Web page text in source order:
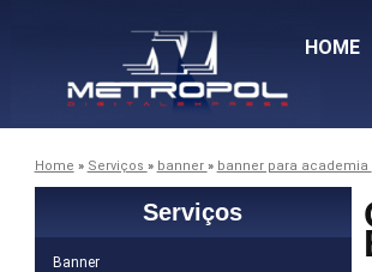
HOME
Home » Serviços » banner » banner para academia
Serviços
Banner